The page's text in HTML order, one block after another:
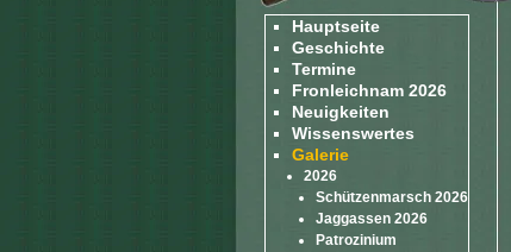
Hauptseite
Geschichte
Termine
Fronleichnam 2026
Neuigkeiten
Wissenswertes
Galerie
2026
Schützenmarsch 2026
Jaggassen 2026
Patrozinium